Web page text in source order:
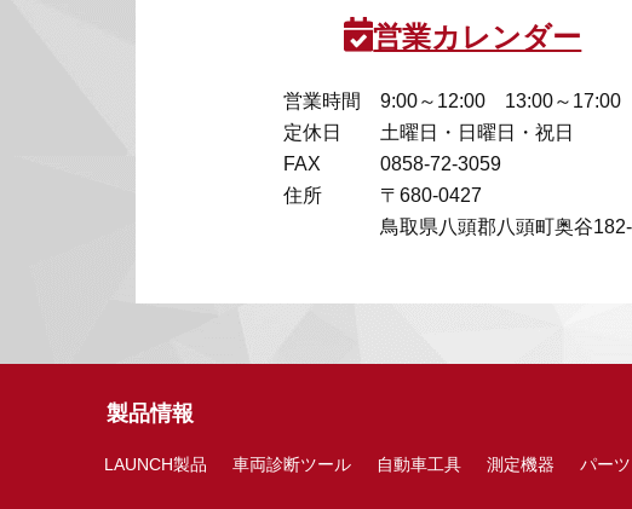
営業カレンダー
営業時間
9:00～12:00 13:00～17:00
定休日
土曜日・日曜日・祝日
FAX
0858-72-3059
住所
〒680-0427
鳥取県八頭郡八頭町奥谷
製品情報
LAUNCH製品 車両診断ツール 自動車工具 測定機器 パーツ